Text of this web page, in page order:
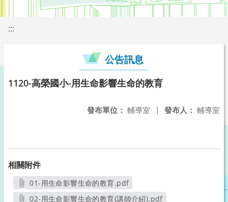
:::
公告訊息
1120-高榮國小-用生命影響生命的教育
發布人： 輔導室
發布單位： 輔導室 |
相關附件
01-用生命影響生命的教育.pdf
另開新視窗
02-用生命影響生命的教育(講師介紹).pdf